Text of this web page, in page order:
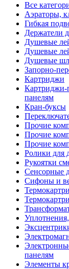
Все
Аэраторы,
Гибкая
Держатели
Душевые
Душевые
Душевые
Запорно-
Картриджи
Картриджи-
панелям
Кран-буксы
Прочие
Прочие
Прочие
Ролики для
Рукоятки
Сенсорные
Сифоны и
панелям
Элементы